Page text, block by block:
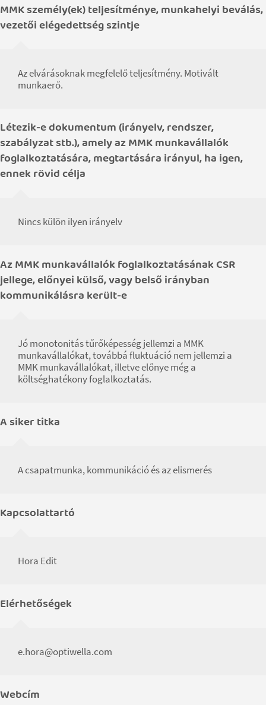
MMK személy(ek) teljesítménye, munkahelyi beválás,
vezetői elégedettség szintje
Az elvárásoknak megfelelő teljesítmény. Motivált
munkaerő.
Létezik-e dokumentum (irányelv, rendszer,
szabályzat stb.), amely az MMK munkavállalók
foglalkoztatására, megtartására irányul, ha igen,
ennek rövid célja
Nincs külön ilyen irányelv
Az MMK munkavállalók foglalkoztatásának CSR
jellege, előnyei külső, vagy belső irányban
kommunikálásra került-e
Jó monotonitás tűrőképesség jellemzi a MMK
munkavállalókat, továbbá fluktuáció nem jellemzi a
MMK munkavállalókat, illetve előnye még a
költséghatékony foglalkoztatás.
A siker titka
A csapatmunka, kommunikáció és az elismerés
Kapcsolattartó
Hora Edit
Elérhetőségek
e.hora@optiwella.com
Webcím